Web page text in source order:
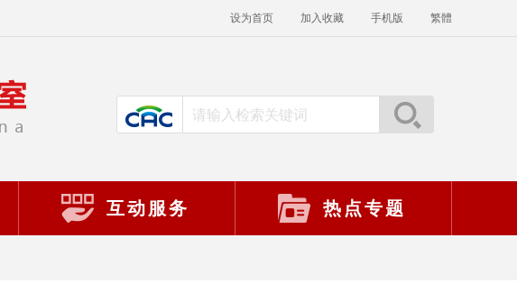
设为首页 加入收藏 手机版 繁體
互动服务 热点专题